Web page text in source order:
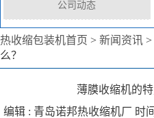
公司动态
热收缩包装机首页 > 新闻资讯 >
么？
薄膜收缩机的
编辑 : 青岛诺邦热收缩机厂 时